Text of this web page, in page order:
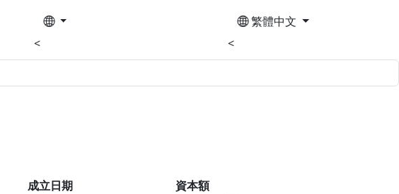
<
繁體中文
<
成立日期
資本額